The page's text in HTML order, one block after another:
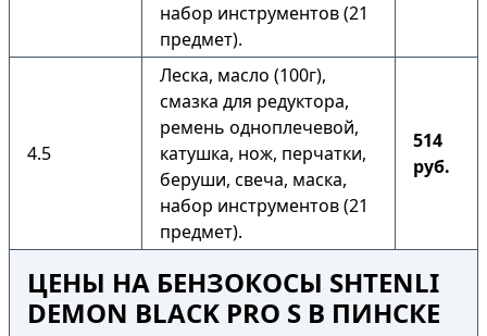
набор инструментов (21
предмет).
4.5
Леска, масло (100г),
смазка для редуктора,
ремень одноплечевой,
катушка, нож, перчатки,
беруши, свеча, маска,
набор инструментов (21
предмет).
514
руб.
ЦЕНЫ НА БЕНЗОКОСЫ SHTENLI
DEMON BLACK PRO S В ПИНСКЕ